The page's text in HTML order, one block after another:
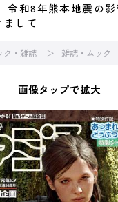
和8年熊本地震の影
して
ク・雑誌 雑誌・ムック
画像タップで拡大